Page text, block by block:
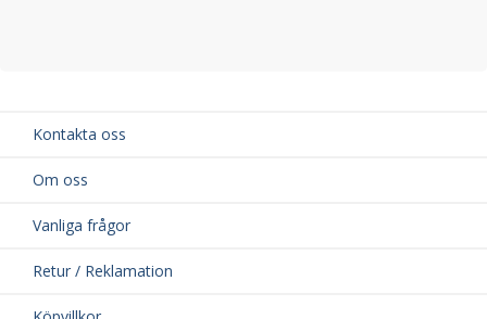
Kontakta oss
Om oss
Vanliga frågor
Retur / Reklamation